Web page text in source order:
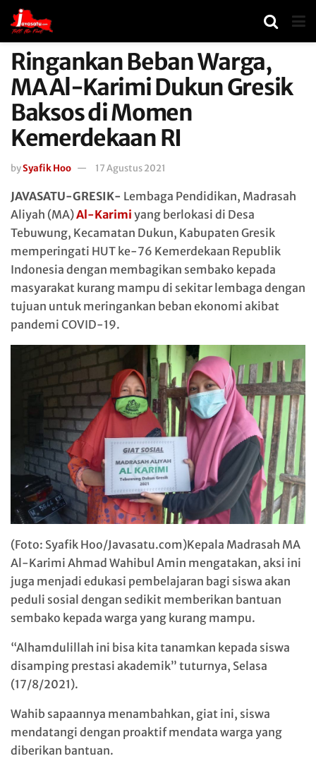
Ringankan Beban Warga,
MA Al-Karimi Dukun Gresik
Baksos di Momen
Kemerdekaan RI
bySyafik Hoo 17 Agustus 2021
JAVASATU-GRESIK- Lembaga Pendidikan, Madrasah
Aliyah (MA)Al-Karimi yang berlokasi di Desa
Tebuwung, Kecamatan Dukun, Kabupaten Gresik
memperingati HUT ke-76 Kemerdekaan Republik
Indonesia dengan membagikan sembako kepada
masyarakat kurang mampu di sekitar lembaga dengan
tujuan untuk meringankan beban ekonomi akibat
pandemi COVID-19.
(Foto: Syafik Hoo/Javasatu.com)Kepala Madrasah MA
Al-Karimi Ahmad Wahibul Amin mengatakan, aksi ini
juga menjadi edukasi pembelajaran bagi siswa akan
peduli sosial dengan sedikit memberikan bantuan
sembako kepada warga yang kurang mampu.
“Alhamdulillah ini bisa kita tanamkan kepada siswa
disamping prestasi akademik” tuturnya, Selasa
(17/8/2021).
Wahib sapaannya menambahkan, giat ini, siswa
mendatangi dengan proaktif mendata warga yang
diberikan bantuan.